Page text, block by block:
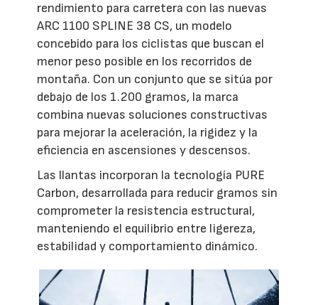
rendimiento para carretera con las nuevas
ARC 1100 SPLINE 38 CS, un modelo
concebido para los ciclistas que buscan el
menor peso posible en los recorridos de
montaña. Con un conjunto que se sitúa por
debajo de los 1.200 gramos, la marca
combina nuevas soluciones constructivas
para mejorar la aceleración, la rigidez y la
eficiencia en ascensiones y descensos.
Las llantas incorporan la tecnología PURE
Carbon, desarrollada para reducir gramos sin
comprometer la resistencia estructural,
manteniendo el equilibrio entre ligereza,
estabilidad y comportamiento dinámico.